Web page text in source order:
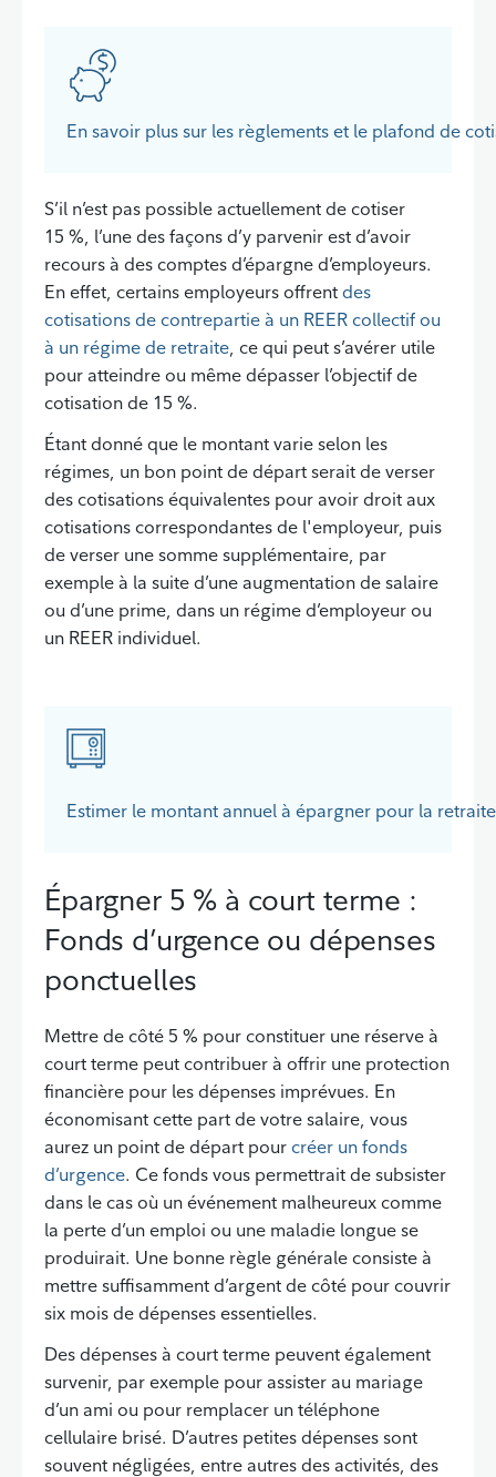
En savoir plus sur les règlements et le plafond de
S’il n’est pas possible actuellement de cotiser
15 %, l’une des façons d’y parvenir est d’avoir
recours à des comptes d’épargne d’employeurs.
En effet, certains employeurs offrent des
cotisations de contrepartie à un REER collectif ou
à un régime de retraite , ce qui peut s’avérer utile
pour atteindre ou même dépasser l’objectif de
cotisation de 15 %.
Étant donné que le montant varie selon les
régimes, un bon point de départ serait de verser
des cotisations équivalentes pour avoir droit aux
cotisations correspondantes de l'employeur, puis
de verser une somme supplémentaire, par
exemple à la suite d’une augmentation de salaire
ou d’une prime, dans un régime d’employeur ou
un REER individuel.
Estimer le montant annuel à épargner pour la
Épargner 5 % à court terme :
Fonds d’urgence ou dépenses
ponctuelles
Mettre de côté 5 % pour constituer une réserve à
court terme peut contribuer à offrir une protection
financière pour les dépenses imprévues. En
économisant cette part de votre salaire, vous
aurez un point de départ pour créer un fonds
d’urgence. Ce fonds vous permettrait de subsister
dans le cas où un événement malheureux comme
la perte d’un emploi ou une maladie longue se
produirait. Une bonne règle générale consiste à
mettre suffisamment d’argent de côté pour couvrir
six mois de dépenses essentielles.
Des dépenses à court terme peuvent également
survenir, par exemple pour assister au mariage
d’un ami ou pour remplacer un téléphone
cellulaire brisé. D’autres petites dépenses sont
souvent négligées, entre autres des activités, des